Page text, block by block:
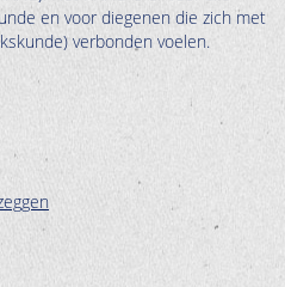
en voor diegenen die zich met
verbonden voelen.